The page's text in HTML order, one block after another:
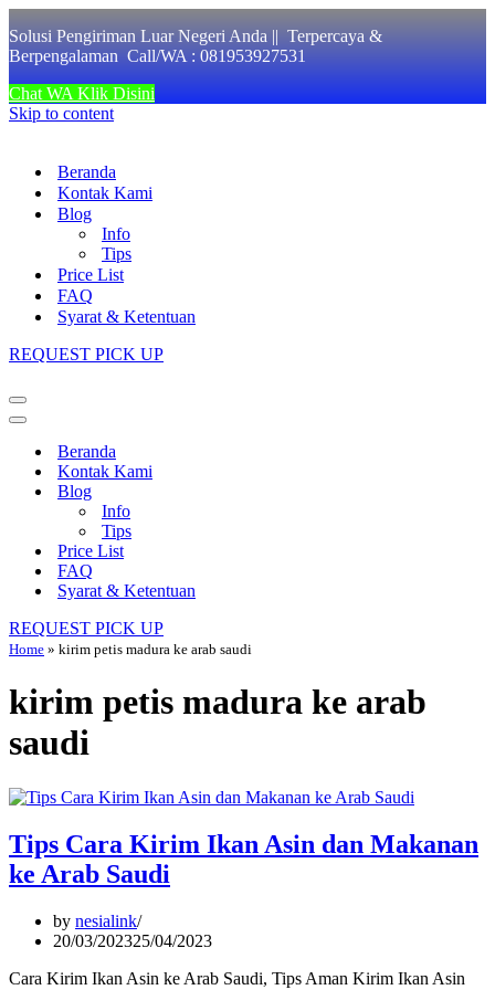
Solusi Pengiriman Luar Negeri Anda || Terpercaya &
Berpengalaman Call/WA : 081953927531
Chat WA Klik Disini
Skip to content
Beranda
Kontak Kami
Blog
Info
Tips
Price List
FAQ
Syarat & Ketentuan
REQUEST PICK UP
Navigation
Menu
Navigation
Beranda
Kontak Kami
Blog
Info
Tips
Price List
FAQ
Syarat & Ketentuan
REQUEST PICK UP
Home » kirim petis madura ke arab saudi
kirim petis madura ke arab
saudi
Tips Cara Kirim Ikan Asin dan Makanan
ke Arab Saudi
by nesialink
20/03/202325/04/2023
Cara Kirim Ikan Asin ke Arab Saudi, Tips Aman Kirim Ikan Asin